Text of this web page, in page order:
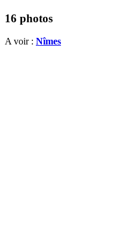
16 photos
A voir : Nîmes